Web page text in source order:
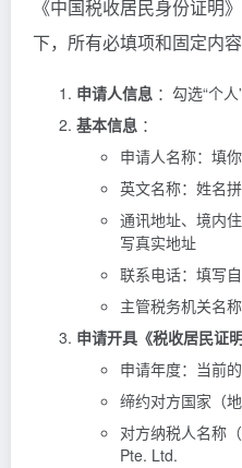
《中国税收居民身份证明
下，所有必填项和固定内
申请人信息 ：勾选“个人
基本信息 ：
申请人名称：填
英文名称：姓名
通讯地址、境内
写真实地址
联系电话：填写
主管税务机关名
申请开具《税收居民证
申请年度：当前
缔约对方国家（
对方纳税人名称
Pte. Ltd.